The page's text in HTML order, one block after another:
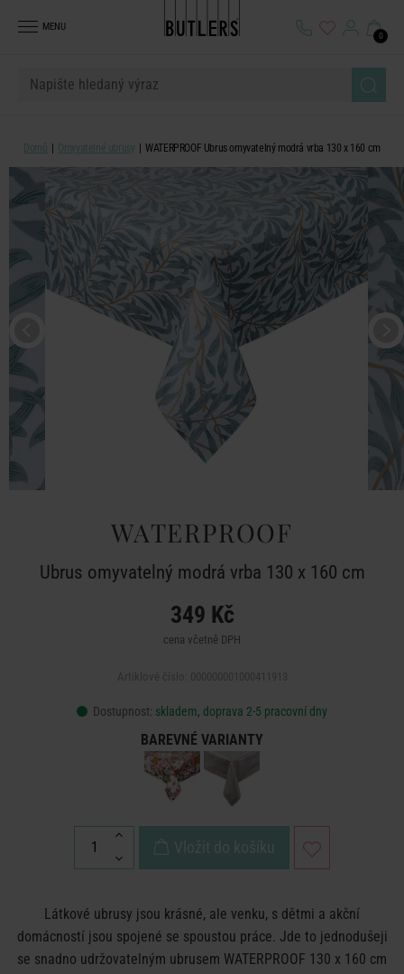
MENU
0
Domů Omyvatelné ubrusy WATERPROOF Ubrus omyvatelný modrá vrba 130 x 160 cm
WATERPROOF
Ubrus omyvatelný modrá vrba 130 x 160 cm
349 Kč
cena včetně DPH
Dostupnost: skladem, doprava 2-5 pracovní dny
BAREVNÉ VARIANTY
Vložit do košíku
Látkové ubrusy jsou krásné, ale venku, s dětmi a akční
domácností jsou spojené se spoustou práce. Jde to jednodušeji
se snadno udržovatelným ubrusem WATERPROOF 130 x 160 cm